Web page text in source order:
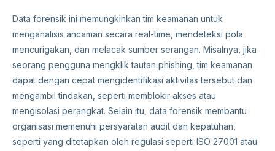
Data forensik ini memungkinkan tim keamanan untuk
menganalisis ancaman secara real-time, mendeteksi pola
mencurigakan, dan melacak sumber serangan. Misalnya, jika
seorang pengguna mengklik tautan phishing, tim keamanan
dapat dengan cepat mengidentifikasi aktivitas tersebut dan
mengambil tindakan, seperti memblokir akses atau
mengisolasi perangkat. Selain itu, data forensik membantu
organisasi memenuhi persyaratan audit dan kepatuhan,
seperti yang ditetapkan oleh regulasi seperti ISO 27001 atau